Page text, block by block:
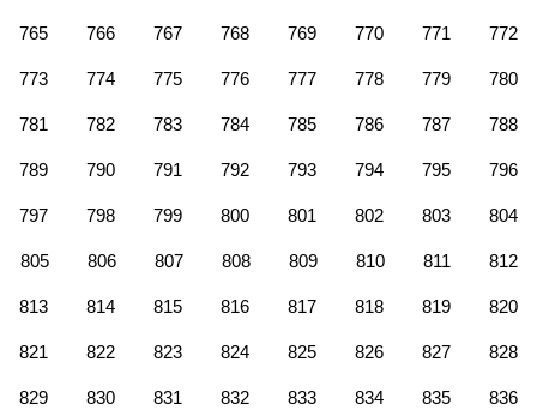
765 766 767 768 769 770 771 772
773 774 775 776 777 778 779 780
781 782 783 784 785 786 787 788
789 790 791 792 793 794 795 796
797 798 799 800 801 802 803 804
805 806 807 808 809 810 811 812
813 814 815 816 817 818 819 820
821 822 823 824 825 826 827 828
829 830 831 832 833 834 835 836